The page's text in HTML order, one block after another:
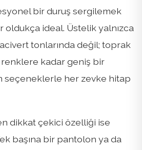
bir duruş sergilemek
ideal. Üstelik yalnızca
tonlarında değil; toprak
kadar geniş bir
seçeneklerle her zevke hitap
dikkat çekici özelliği ise
başına bir pantolon ya da